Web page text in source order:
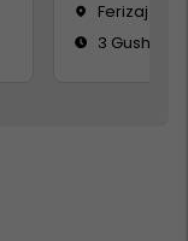
Ferizaj
3 Gusht